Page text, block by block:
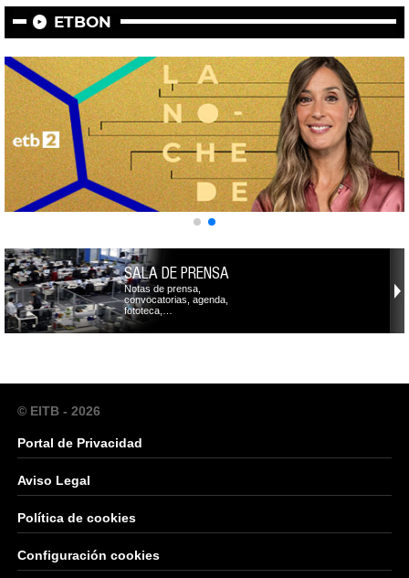
ETBON
SALA DE PRENSA
Notas de prensa,
convocatorias, agenda,
fototeca,…
© EITB - 2026
Portal de Privacidad
Aviso Legal
Política de cookies
Configuración cookies